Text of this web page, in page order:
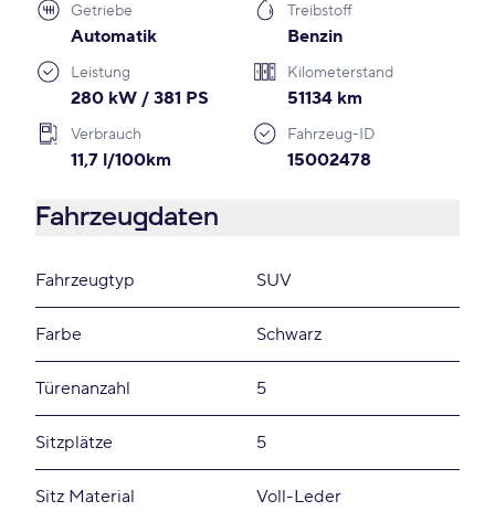
Getriebe
Automatik
Treibstoff
Benzin
Leistung
280 kW / 381 PS
Kilometerstand
51134 km
Verbrauch
11,7 l/100km
Fahrzeug-ID
15002478
Fahrzeugdaten
Fahrzeugtyp SUV
Farbe Schwarz
Türenanzahl 5
Sitzplätze 5
Sitz Material Voll-Leder